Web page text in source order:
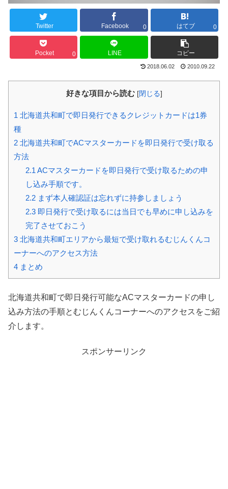
Twitter Facebook 0 はてブ 0
Pocket 0 LINE コピー
2018.06.02 2010.09.22
好きな項目から読む [閉じる]
1 北海道共和町で即日発行できるクレジットカードは1券
種
2 北海道共和町でACマスターカードを即日発行で受け取る
方法
2.1 ACマスターカードを即日発行で受け取るための申
し込み手順です。
2.2まず本人確認証は忘れずに持参しましょう
2.3即日発行で受け取るには当日でも早めに申し込みを
完了させておこう
3 北海道共和町エリアから最短で受け取れるむじんくんコ
ーナーへのアクセス方法
4 まとめ
北海道共和町で即日発行可能なACマスターカードの申し
込み方法の手順とむじんくんコーナーへのアクセスをご紹
介します。
スポンサーリンク